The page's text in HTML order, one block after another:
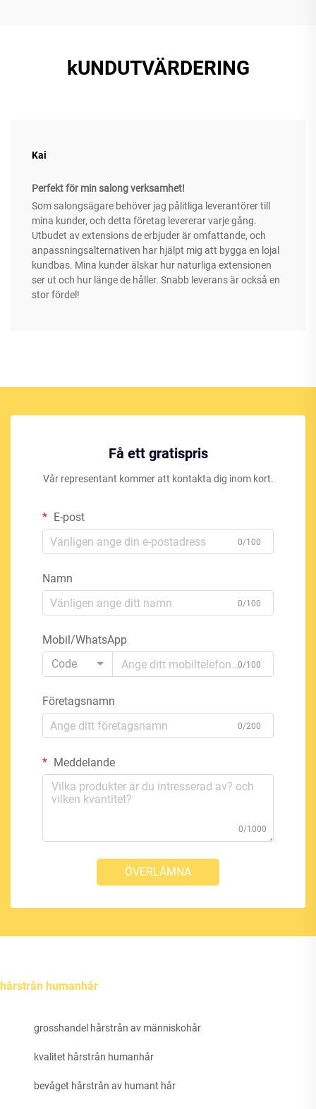
kUNDUTVÄRDERING
Kai
Perfekt för min salong verksamhet!
Som salongsägare behöver jag pålitliga leverantörer till
mina kunder, och detta företag levererar varje gång.
Utbudet av extensions de erbjuder är omfattande, och
anpassningsalternativen har hjälpt mig att bygga en lojal
kundbas. Mina kunder älskar hur naturliga extensionen
ser ut och hur länge de håller. Snabb leverans är också en
stor fördel!
Få ett gratispris
Vår representant kommer att kontakta dig inom kort.
E-post
0/100
Namn
0/100
Mobil/WhatsApp
Code
0/100
Företagsnamn
0/200
Meddelande
0/1000
ÖVERLÄMNA
hårstrån humanhår
grosshandel hårstrån av människohår
kvalitet hårstrån humanhår
bevåget hårstrån av humant hår